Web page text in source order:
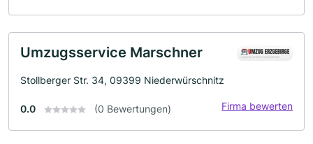
Umzugsservice Marschner
Stollberger Str. 34, 09399 Niederwürschnitz
0.0 (0 Bewertungen) Firma bewerten